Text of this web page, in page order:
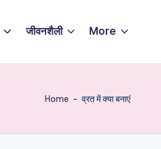
जीवनशैली More
Home - व्रत में क्या बनाएं